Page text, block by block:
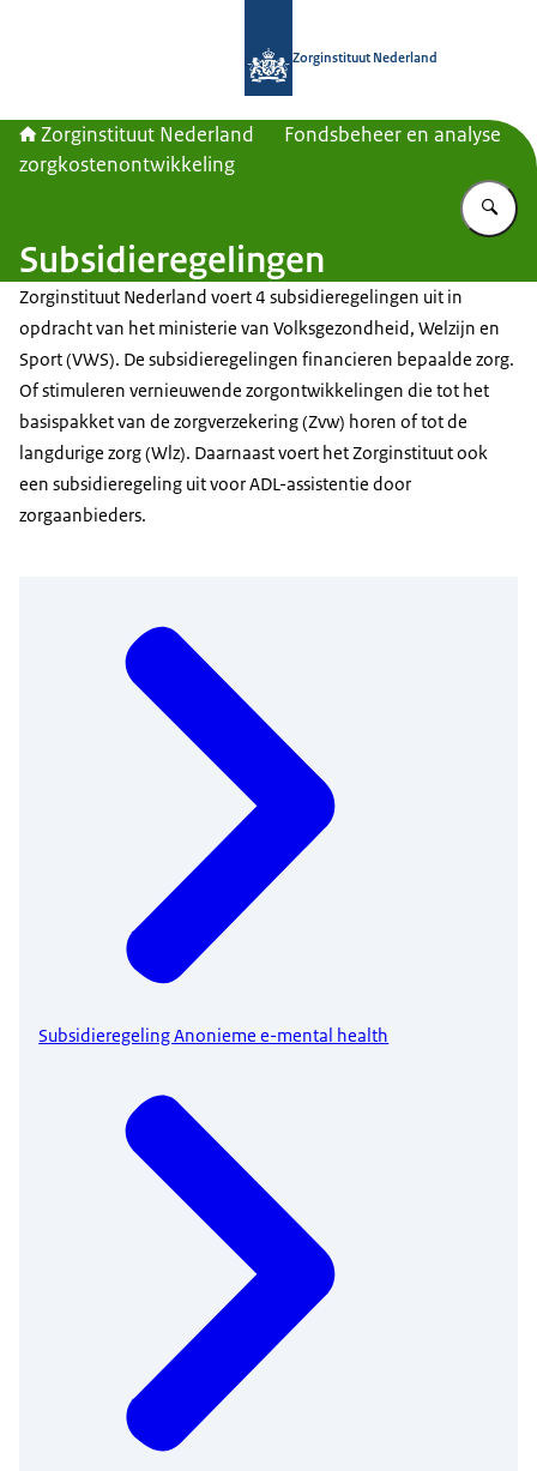
Zorginstituut Nederland
Zorginstituut Nederland
Fondsbeheer en analyse
zorgkostenontwikkeling
Subsidieregelingen
Zorginstituut Nederland voert 4 subsidieregelingen uit in
opdracht van het ministerie van Volksgezondheid, Welzijn en
Sport (VWS). De subsidieregelingen financieren bepaalde zorg.
Of stimuleren vernieuwende zorgontwikkelingen die tot het
basispakket van de zorgverzekering (Zvw) horen of tot de
langdurige zorg (Wlz). Daarnaast voert het Zorginstituut ook
een subsidieregeling uit voor ADL-assistentie door
zorgaanbieders.
Subsidieregeling Anonieme e-mental health